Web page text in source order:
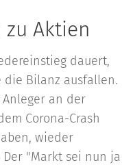
Aktien
dauert,
Bilanz ausfallen.
an der
Corona-Crash
wieder
"Markt sei nun ja